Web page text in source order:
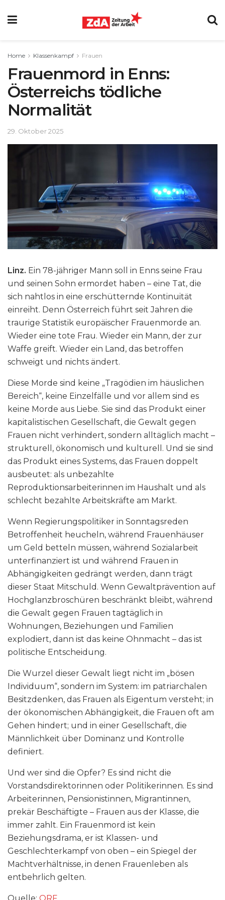
Home Klassenkampf Frauen
Frauenmord in Enns:
Österreichs tödliche
Normalität
29. Oktober 2025
Linz. Ein 78-jähriger Mann soll in Enns seine Frau
und seinen Sohn ermordet haben – eine Tat, die
sich nahtlos in eine erschütternde Kontinuität
einreiht. Denn Österreich führt seit Jahren die
traurige Statistik europäischer Frauenmorde an.
Wieder eine tote Frau. Wieder ein Mann, der zur
Waffe greift. Wieder ein Land, das betroffen
schweigt und nichts ändert.
Diese Morde sind keine „Tragödien im häuslichen
Bereich“, keine Einzelfälle und vor allem sind es
keine Morde aus Liebe. Sie sind das Produkt einer
kapitalistischen Gesellschaft, die Gewalt gegen
Frauen nicht verhindert, sondern alltäglich macht –
strukturell, ökonomisch und kulturell. Und sie sind
das Produkt eines Systems, das Frauen doppelt
ausbeutet: als unbezahlte
Reproduktionsarbeiterinnen im Haushalt und als
schlecht bezahlte Arbeitskräfte am Markt.
Wenn Regierungspolitiker in Sonntagsreden
Betroffenheit heucheln, während Frauenhäuser
um Geld betteln müssen, während Sozialarbeit
unterfinanziert ist und während Frauen in
Abhängigkeiten gedrängt werden, dann trägt
dieser Staat Mitschuld. Wenn Gewaltprävention auf
Hochglanzbroschüren beschränkt bleibt, während
die Gewalt gegen Frauen tagtäglich in
Wohnungen, Beziehungen und Familien
explodiert, dann ist das keine Ohnmacht – das ist
politische Entscheidung.
Die Wurzel dieser Gewalt liegt nicht im „bösen
Individuum“, sondern im System: im patriarchalen
Besitzdenken, das Frauen als Eigentum versteht; in
der ökonomischen Abhängigkeit, die Frauen oft am
Gehen hindert; und in einer Gesellschaft, die
Männlichkeit über Dominanz und Kontrolle
definiert.
Und wer sind die Opfer? Es sind nicht die
Vorstandsdirektorinnen oder Politikerinnen. Es sind
Arbeiterinnen, Pensionistinnen, Migrantinnen,
prekär Beschäftigte – Frauen aus der Klasse, die
immer zahlt. Ein Frauenmord ist kein
Beziehungsdrama, er ist Klassen- und
Geschlechterkampf von oben – ein Spiegel der
Machtverhältnisse, in denen Frauenleben als
entbehrlich gelten.